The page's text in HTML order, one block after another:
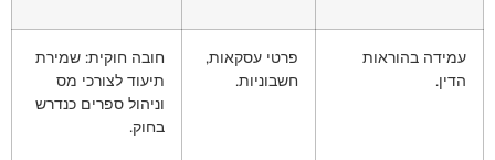
עמידה בהוראות
הדין.
פרטי עסקאות,
חשבוניות.
חובה חוקית: שמירת
תיעוד לצורכי מס
וניהול ספרים כנדרש
בחוק.